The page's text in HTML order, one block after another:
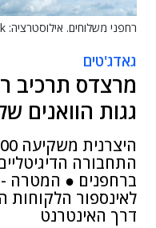
רחפני משלוחים. אילוסטרציה: BigStock
גאדג'טים
מרצדס תרכיב
גגות הוואנים
התחבורה
ברחפנים ● המטרה -
לאינספור הלקוחות
דרך האינטרנט